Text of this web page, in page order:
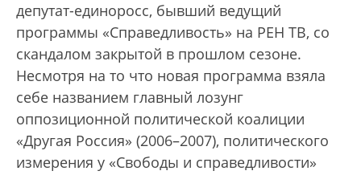
депутат-единоросс, бывший ведущий
программы «Справедливость» на РЕН ТВ, со
скандалом закрытой в прошлом сезоне.
Несмотря на то что новая программа взяла
себе названием главный лозунг
оппозиционной политической коалиции
«Другая Россия» (2006–2007), политического
измерения у «Свободы и справедливости»